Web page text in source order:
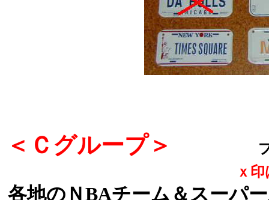
＜Ｃグループ＞
ｘ
各地のＮBAチーム＆スーパ